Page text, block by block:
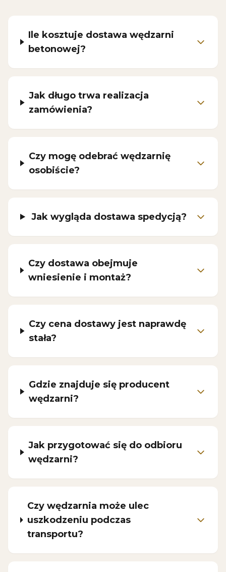
Ile kosztuje dostawa wędzarni
betonowej?
Jak długo trwa realizacja
zamówienia?
Czy mogę odebrać wędzarnię
osobiście?
Jak wygląda dostawa spedycją?
Czy dostawa obejmuje
wniesienie i montaż?
Czy cena dostawy jest naprawdę
stała?
Gdzie znajduje się producent
wędzarni?
Jak przygotować się do odbioru
wędzarni?
Czy wędzarnia może ulec
uszkodzeniu podczas
transportu?